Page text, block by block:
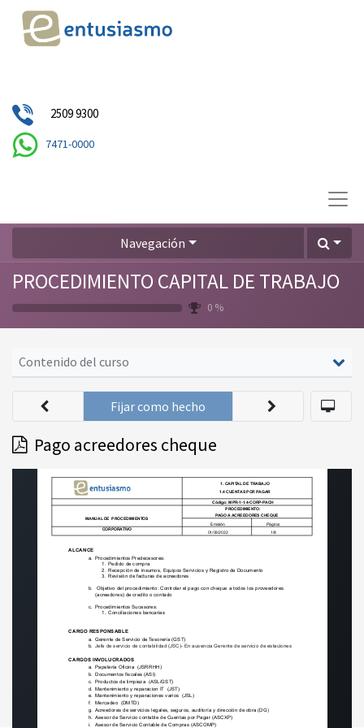
2509 9300
7471-0000
Navegación
PROCEDIMIENTO CAPITAL DE TRABAJO
0 %
Contenido del curso
Pago acreedores cheque
Fijar como hecho